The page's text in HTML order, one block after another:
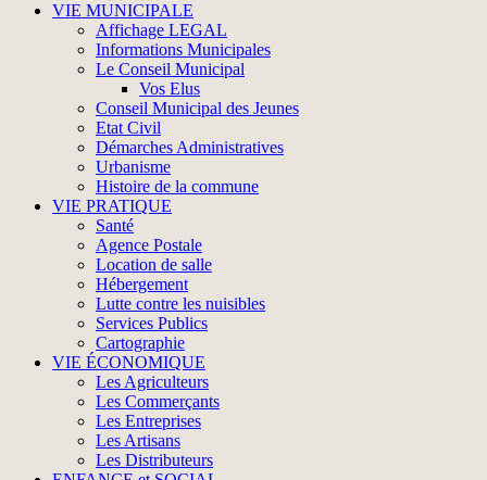
VIE MUNICIPALE
Affichage LEGAL
Informations Municipales
Le Conseil Municipal
Vos Elus
Conseil Municipal des Jeunes
Etat Civil
Démarches Administratives
Urbanisme
Histoire de la commune
VIE PRATIQUE
Santé
Agence Postale
Location de salle
Hébergement
Lutte contre les nuisibles
Services Publics
Cartographie
VIE ÉCONOMIQUE
Les Agriculteurs
Les Commerçants
Les Entreprises
Les Artisans
Les Distributeurs